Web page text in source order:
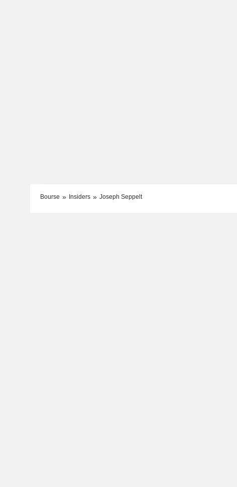
Bourse Insiders Joseph Seppelt